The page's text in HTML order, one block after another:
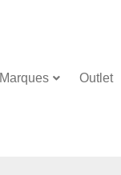
Marques Outlet